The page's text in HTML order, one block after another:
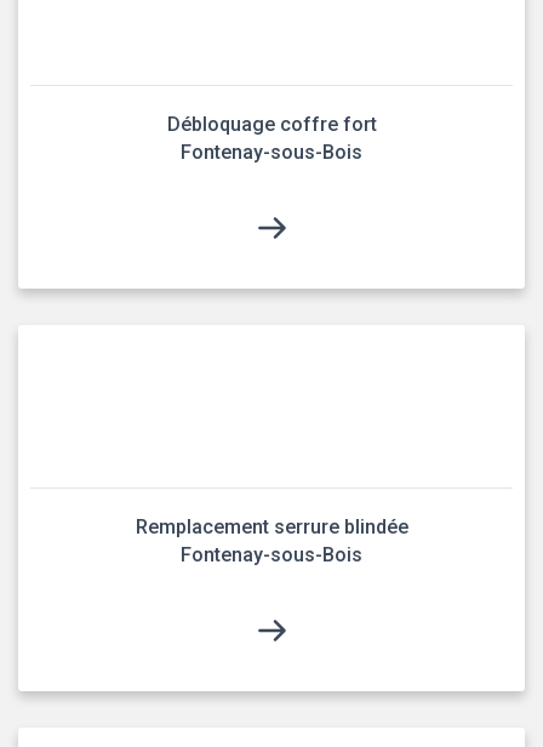
Débloquage coffre fort
Fontenay-sous-Bois
Remplacement serrure blindée
Fontenay-sous-Bois